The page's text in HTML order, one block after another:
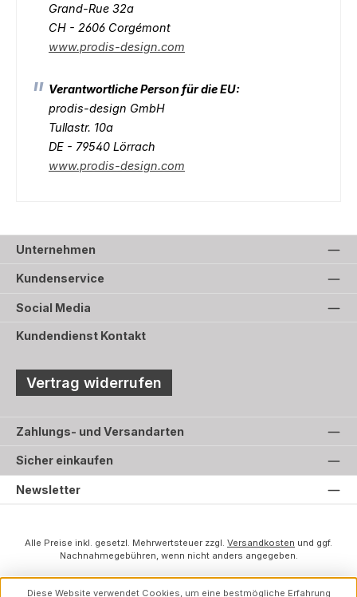
Grand-Rue 32a
CH - 2606 Corgémont
www.prodis-design.com
Verantwortliche Person für die EU:
prodis-design GmbH
Tullastr. 10a
DE - 79540 Lörrach
www.prodis-design.com
Unternehmen
Kundenservice
Social Media
Kundendienst Kontakt
Vertrag widerrufen
Zahlungs- und Versandarten
Sicher einkaufen
Newsletter
Alle Preise inkl. gesetzl. Mehrwertsteuer zzgl. Versandkosten und ggf.
Nachnahmegebühren, wenn nicht anders angegeben.
Diese Website verwendet Cookies, um eine bestmögliche Erfahrung